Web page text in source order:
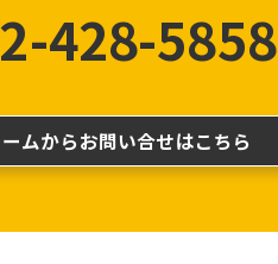
428-5858
ムからお問い合せはこちら